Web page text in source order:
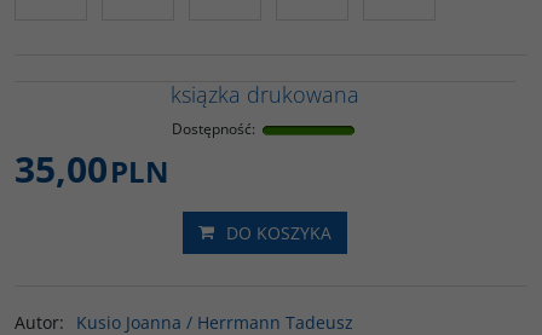
ksiązka drukowana
Dostępność:
35,00PLN
DO KOSZYKA
Autor: Kusio Joanna / Herrmann Tadeusz